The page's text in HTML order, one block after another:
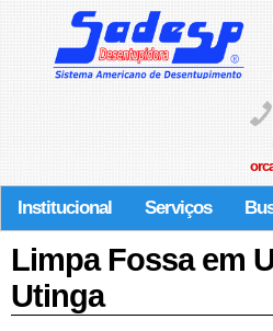
Institucional Serviços
Limpa Fossa em
Utinga